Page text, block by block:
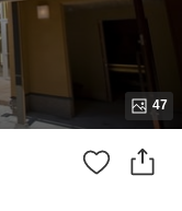
47